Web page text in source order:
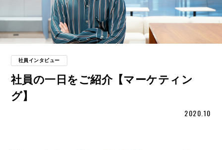
事業内容
採用情報
ブログ
社員インタビュー
社員の一日をご紹介【マーケティン
グ】
2020.10